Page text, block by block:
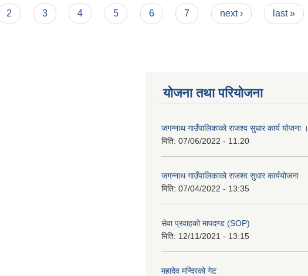
2 3 4 5 6 7 next › last »
योजना तथा परियोजना
जगन्नाथ गाउँपालिकाको राजश्व सुधार कार्य योजना ।
मिति: 07/06/2022 - 11:20
जगन्नाथ गाउँपालिकाको राजश्व सुधार कार्ययोजना
मिति: 07/04/2022 - 13:35
सेवा प्रवाहको मापदण्ड (SOP)
मिति: 12/11/2021 - 13:15
महादेव मन्दिरको गेट